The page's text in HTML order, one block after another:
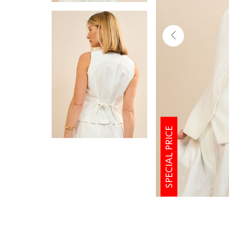
SPECIAL PRICE